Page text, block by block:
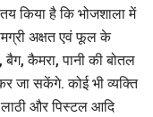
किया है कि भोजशाला में
अक्षत एवं फूल के
कैमरा, पानी की बोतल
जा सकेंगे. कोई भी व्यक्ति
और पिस्टल आदि